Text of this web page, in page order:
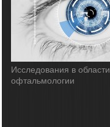
Исследования в области
офтальмологии